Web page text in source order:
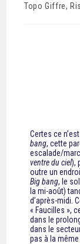
Topo Giffre,
Certes ce
bang, cette
escalade/
ventre du ciel),
outre un
Big bang, le
la mi-août)
d’après-midi.
« Faucilles »,
dans le
dans le
pas à la même